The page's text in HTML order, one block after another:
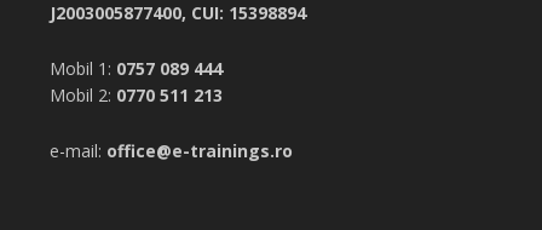
J2003005877400, CUI: 15398894
Mobil 1: 0757 089 444
Mobil 2: 0770 511 213
e-mail: office@e-trainings.ro